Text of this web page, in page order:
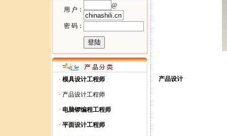
用 户：
@
密 码：
· 模具设计工程师
· 产品设计工程师
· 电脑锣编程工程师
· 平面设计工程师
产品设计